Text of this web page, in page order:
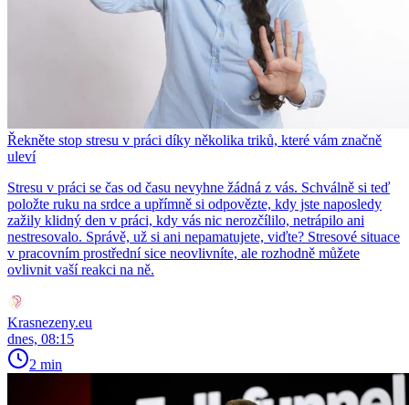
Řekněte stop stresu v práci díky několika triků, které vám značně
uleví
Stresu v práci se čas od času nevyhne žádná z vás. Schválně si teď
položte ruku na srdce a upřímně si odpovězte, kdy jste naposledy
zažily klidný den v práci, kdy vás nic nerozčílilo, netrápilo ani
nestresovalo. Správě, už si ani nepamatujete, viďte? Stresové situace
v pracovním prostřední sice neovlivníte, ale rozhodně můžete
ovlivnit vaší reakci na ně.
Krasnezeny.eu
dnes, 08:15
2 min